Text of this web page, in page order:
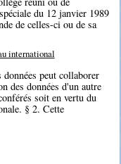
du 12 janvier 1989
de celles-ci ou de sa
international
peut collaborer
des données d'un autre
soit en vertu du
§ 2. Cette